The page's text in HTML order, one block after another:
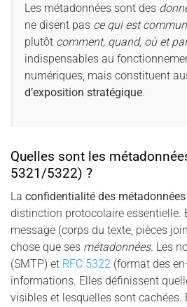
Les métadonnées sont des
ne disent pas ce qui est
plutôt comment, quand, où et
indispensables au
numériques, mais constituent
d’exposition stratégique.
Quelles sont les
5321/5322) ?
La confidentialité des métadonnées
distinction protocolaire essentielle.
message (corps du texte, pièces
chose que ses métadonnées. Les
(SMTP) et RFC 5322 (format des
informations. Elles définissent
visibles et lesquelles sont cachées.